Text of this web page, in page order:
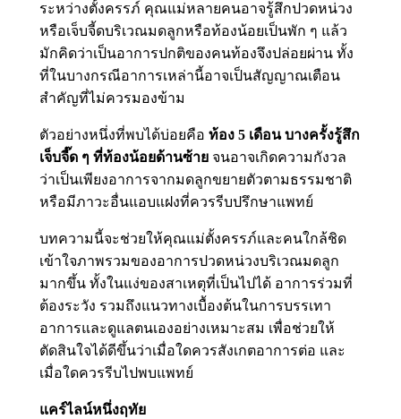
ระหว่างตั้งครรภ์ คุณแม่หลายคนอาจรู้สึกปวดหน่วง
หรือเจ็บจี้ดบริเวณมดลูกหรือท้องน้อยเป็นพัก ๆ แล้ว
มักคิดว่าเป็นอาการปกติของคนท้องจึงปล่อยผ่าน ทั้ง
ที่ในบางกรณีอาการเหล่านี้อาจเป็นสัญญาณเตือน
สำคัญที่ไม่ควรมองข้าม
ตัวอย่างหนึ่งที่พบได้บ่อยคือ ท้อง 5 เดือน บางครั้งรู้สึก
เจ็บจี๊ด ๆ ที่ท้องน้อยด้านซ้าย จนอาจเกิดความกังวล
ว่าเป็นเพียงอาการจากมดลูกขยายตัวตามธรรมชาติ
หรือมีภาวะอื่นแอบแฝงที่ควรรีบปรึกษาแพทย์
บทความนี้จะช่วยให้คุณแม่ตั้งครรภ์และคนใกล้ชิด
เข้าใจภาพรวมของอาการปวดหน่วงบริเวณมดลูก
มากขึ้น ทั้งในแง่ของสาเหตุที่เป็นไปได้ อาการร่วมที่
ต้องระวัง รวมถึงแนวทางเบื้องต้นในการบรรเทา
อาการและดูแลตนเองอย่างเหมาะสม เพื่อช่วยให้
ตัดสินใจได้ดีขึ้นว่าเมื่อใดควรสังเกตอาการต่อ และ
เมื่อใดควรรีบไปพบแพทย์
แคร์ไลน์หนึ่งฤทัย